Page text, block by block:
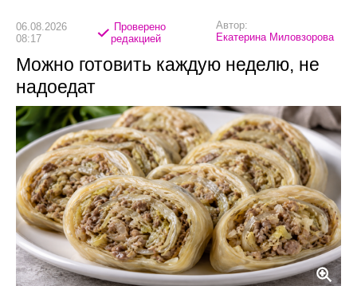
06.08.2026
08:17
Проверено
редакцией
Автор:
Екатерина Миловзорова
Можно готовить каждую неделю, не
надоедат